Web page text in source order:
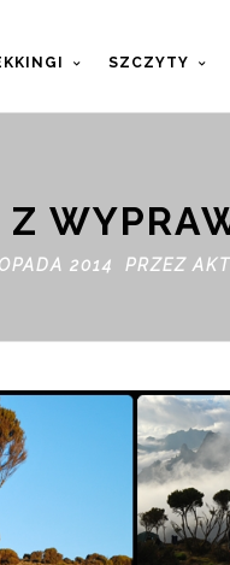
SZCZYTY
2014 PRZEZ